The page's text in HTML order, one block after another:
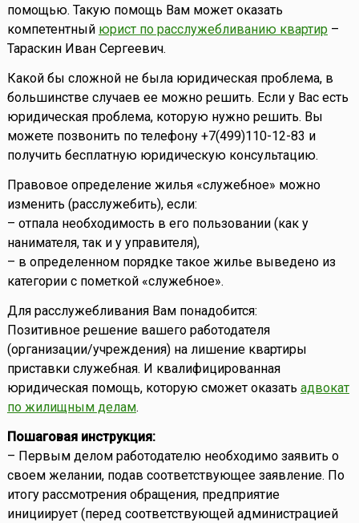
помощью. Такую помощь Вам может оказать
компетентный юрист по расслужебливанию квартир–
Тараскин Иван Сергеевич.
Какой бы сложной не была юридическая проблема, в
большинстве случаев ее можно решить. Если у Вас есть
юридическая проблема, которую нужно решить. Вы
можете позвонить по телефону +7(499)110-12-83 и
получить бесплатную юридическую консультацию.
Правовое определение жилья «служебное» можно
изменить (расслужебить), если:
– отпала необходимость в его пользовании (как у
нанимателя, так и у управителя),
– в определенном порядке такое жилье выведено из
категории с пометкой «служебное».
Для расслужебливания Вам понадобится:
Позитивное решение вашего работодателя
(организации/учреждения) на лишение квартиры
приставки служебная. И квалифицированная
юридическая помощь, которую сможет оказать адвокат
по жилищным делам.
Пошаговая инструкция:
– Первым делом работодателю необходимо заявить о
своем желании, подав соответствующее заявление. По
итогу рассмотрения обращения, предприятие
инициирует (перед соответствующей администрацией